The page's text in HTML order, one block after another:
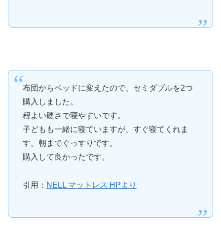
布団からベッドに変えたので、セミダブルを2つ
購入しました。
程よい硬さで寝やすいです。
子どもも一緒に寝ていますが、すぐ寝てくれま
す。朝までぐっすりです。
購入して良かったです。
引用： NELL マットレス HPより